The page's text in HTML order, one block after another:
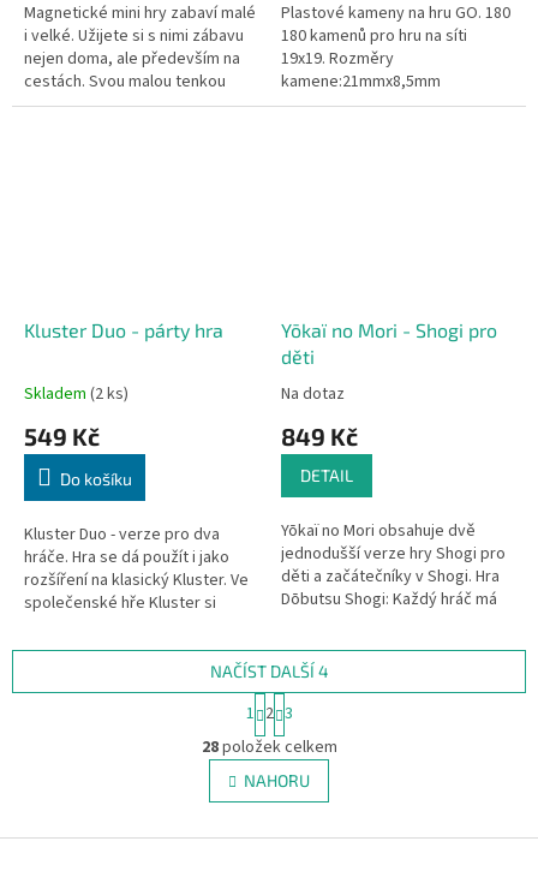
Magnetické mini hry zabaví malé
i velké. Užijete si s nimi zábavu
nejen doma, ale především na
cestách. Svou malou tenkou
velikostí se vejdou do každého
Plastové kameny na hru GO. 180
180 kamenů pro hru na síti
19x19. Rozměry
kamene:21mmx8,5mm
Kluster Duo - párty hra
Skladem (2 ks)
549 Kč
Do košíku
Kluster Duo - verze pro dva
hráče. Hra se dá použít i jako
rozšíření na klasický Kluster. Ve
společenské hře Kluster si
magnetické kameny mezi
Yōkaï no Mori - Shogi pro
děti
Na dotaz
849 Kč
DETAIL
Yōkaï no Mori obsahuje dvě
jednodušší verze hry Shogi pro
děti a začátečníky v Shogi. Hra
Dōbutsu Shogi: Každý hráč má
, slona a lva - a...
O
v
l
á
NAČÍST DALŠÍ 4
S
t
r
á
n
k
v
1 2 3
28položek celkem
NAHORU